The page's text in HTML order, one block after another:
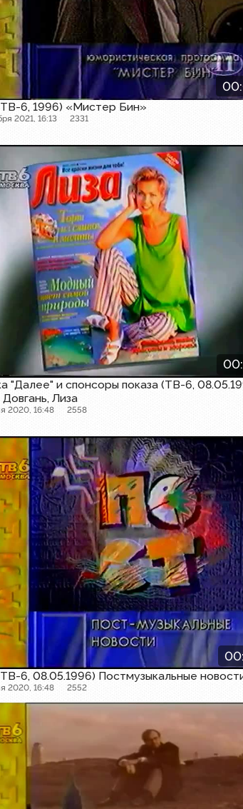
6, 1996) «Мистер Бин»
2021, 16:13 2331
"Далее" и спонсоры показа (ТВ-6,
Лиза
2020, 16:48 2558
6, 08.05.1996) Постмузыкальные
2020, 16:48 2552